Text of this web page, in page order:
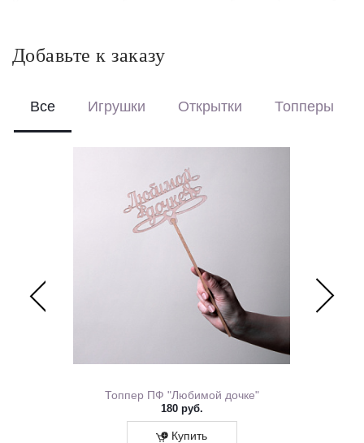
Перевяжем лентой – идеальный минималистичный вариант
Добавьте к заказу
Все Игрушки Открытки Топперы
Топпер ПФ "Любимой дочке"
180 руб.
Купить